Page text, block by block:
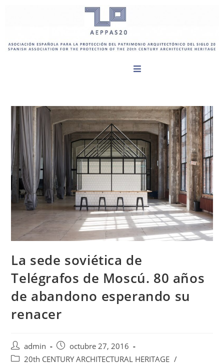
La sede soviética de
Telégrafos de Moscú. 80 años
de abandono esperando su
renacer
admin
octubre 27, 2016
20th CENTURY ARCHITECTURAL HERITAGE /